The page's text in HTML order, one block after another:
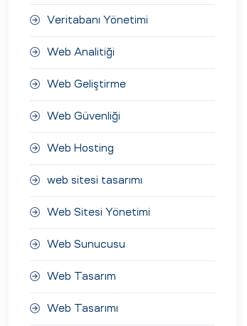
Veritabanı Yönetimi
Web Analitiği
Web Geliştirme
Web Güvenliği
Web Hosting
web sitesi tasarımı
Web Sitesi Yönetimi
Web Sunucusu
Web Tasarım
Web Tasarımı